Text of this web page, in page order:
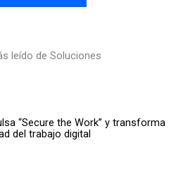
leído de Soluciones
“Secure the Work” y transforma
del trabajo digital